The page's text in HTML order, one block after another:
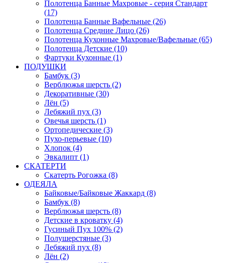
Полотенца Банные Махровые - серия Стандарт
(17)
Полотенца Банные Вафельные (26)
Полотенца Средние Лицо (26)
Полотенца Кухонные Махровые/Вафельные (65)
Полотенца Детские (10)
Фартуки Кухонные (1)
ПОДУШКИ
Бамбук (3)
Верблюжья шерсть (2)
Декоративные (30)
Лён (5)
Лебяжий пух (3)
Овечья шерсть (1)
Ортопедические (3)
Пухо-перьевые (10)
Хлопок (4)
Эвкалипт (1)
СКАТЕРТИ
Скатерть Рогожка (8)
ОДЕЯЛА
Байковые/Байковые Жаккард (8)
Бамбук (8)
Верблюжья шерсть (8)
Детские в кроватку (4)
Гусиный Пух 100% (2)
Полушерстяные (3)
Лебяжий пух (8)
Лён (2)